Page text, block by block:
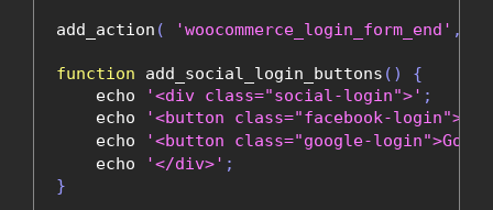
add_action ( 'woocommerce_login_form_end' ,
function add_social_login_buttons ()
{
    echo
'<div class="social-login">' ;
    echo
'<button class="facebook-
    echo
'<button class="google-
    echo
'</div>' ;
}